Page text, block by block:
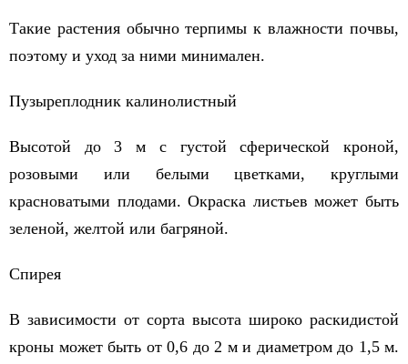
Такие растения обычно терпимы к влажности почвы,
поэтому и уход за ними минимален.
Пузыреплодник калинолистный
Высотой до 3 м с густой сферической кроной,
розовыми или белыми цветками, круглыми
красноватыми плодами. Окраска листьев может быть
зеленой, желтой или багряной.
Спирея
В зависимости от сорта высота широко раскидистой
кроны может быть от 0,6 до 2 м и диаметром до 1,5 м.